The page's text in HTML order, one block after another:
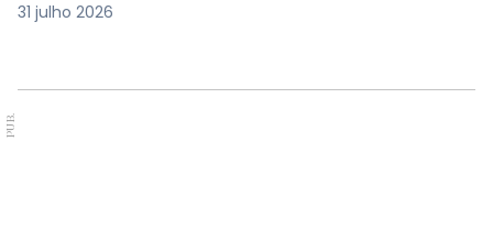
31 julho 2026
PUB.